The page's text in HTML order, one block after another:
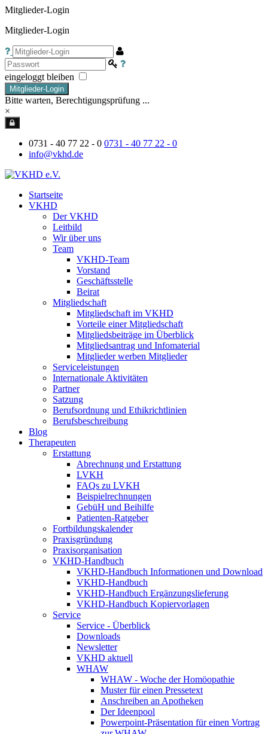
Mitglieder-Login
Mitglieder-Login
eingeloggt bleiben
Mitglieder-Login
Bitte warten, Berechtigungsprüfung ...
×
0731 - 40 77 22 - 0 0731 - 40 77 22 - 0
info@vkhd.de
Startseite
VKHD
Der VKHD
Leitbild
Wir über uns
Team
VKHD-Team
Vorstand
Geschäftsstelle
Beirat
Mitgliedschaft
Mitgliedschaft im VKHD
Vorteile einer Mitgliedschaft
Mitgliedsbeiträge im Überblick
Mitgliedsantrag und Infomaterial
Mitglieder werben Mitglieder
Serviceleistungen
Internationale Aktivitäten
Partner
Satzung
Berufsordnung und Ethikrichtlinien
Berufsbeschreibung
Blog
Therapeuten
Erstattung
Abrechnung und Erstattung
LVKH
FAQs zu LVKH
Beispielrechnungen
GebüH und Beihilfe
Patienten-Ratgeber
Fortbildungskalender
Praxisgründung
Praxisorganisation
VKHD-Handbuch
VKHD-Handbuch Informationen und Download
VKHD-Handbuch
VKHD-Handbuch Ergänzungslieferung
VKHD-Handbuch Kopiervorlagen
Service
Service - Überblick
Downloads
Newsletter
VKHD aktuell
WHAW
WHAW - Woche der Homöopathie
Muster für einen Pressetext
Anschreiben an Apotheken
Der Ideenpool
Powerpoint-Präsentation für einen Vortrag